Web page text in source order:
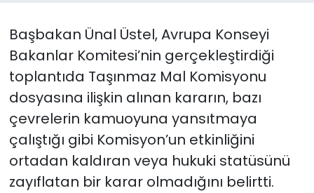
Başbakan Ünal Üstel, Avrupa Konseyi
Bakanlar Komitesi’nin gerçekleştirdiği
toplantıda Taşınmaz Mal Komisyonu
dosyasına ilişkin alınan kararın, bazı
çevrelerin kamuoyuna yansıtmaya
çalıştığı gibi Komisyon’un etkinliğini
ortadan kaldıran veya hukuki statüsünü
zayıflatan bir karar olmadığını belirtti.
Teknoloji
TÜRKiYE
Video Galeri
YAŞAM